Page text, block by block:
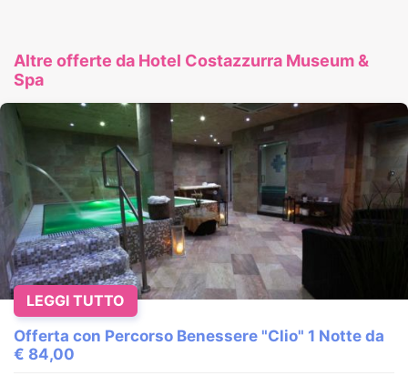
Altre offerte da Hotel Costazzurra Museum &
Spa
Offerta con Percorso Benessere "Clio" 1 Notte da
€ 84,00
LEGGI TUTTO